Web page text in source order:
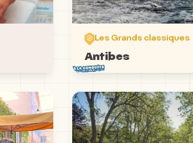
Les Grands classiques
Antibes